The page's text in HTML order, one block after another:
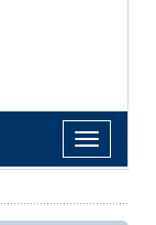
Toggle
navigation